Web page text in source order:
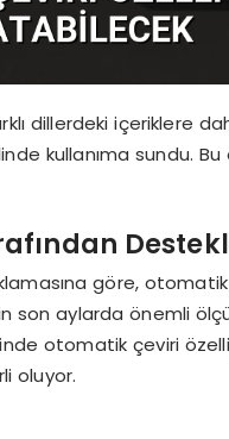
dillerdeki içeriklere
kullanıma sundu.
göre,
son aylarda önemli
otomatik çeviri
oluyor.